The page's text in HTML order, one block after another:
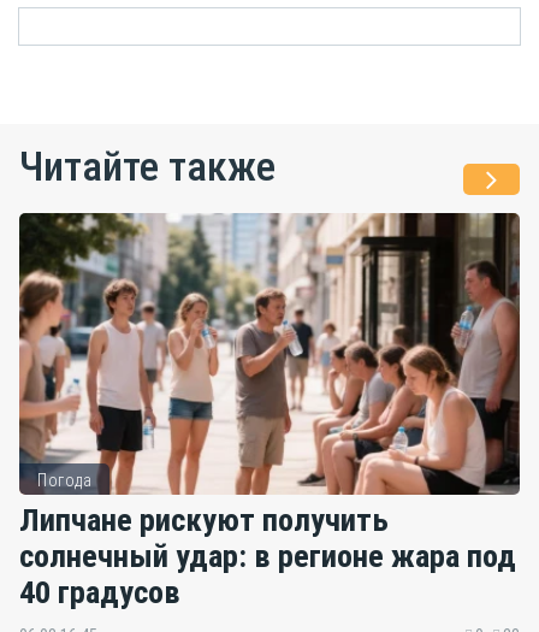
Читайте также
Погода
Липчане рискуют получить
солнечный удар: в регионе жара под
40 градусов